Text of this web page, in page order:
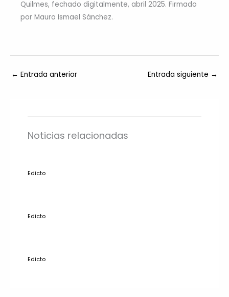
Quilmes, fechado digitalmente, abril 2025. Firmado
por Mauro Ismael Sánchez.
← Entrada anterior Entrada siguiente →
Noticias relacionadas
Edicto
Edicto
Edicto